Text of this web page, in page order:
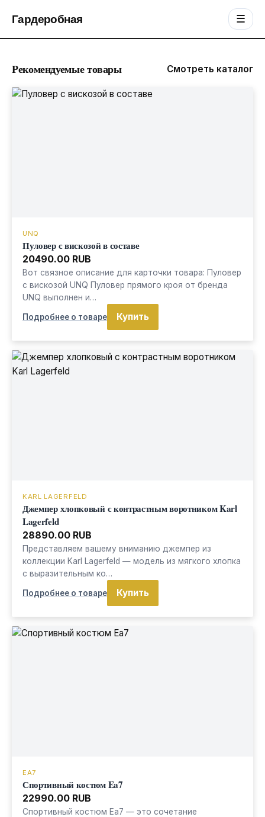
Гардеробная ☰
Рекомендуемые товары Смотреть каталог
UNQ
Пуловер с вискозой в составе
20490.00 RUB
Вот связное описание для карточки товара: Пуловер
с вискозой UNQ Пуловер прямого кроя от бренда
UNQ выполнен и…
Подробнее о товаре Купить
KARL LAGERFELD
Джемпер хлопковый с контрастным воротником Karl
Lagerfeld
28890.00 RUB
Представляем вашему вниманию джемпер из
коллекции Karl Lagerfeld — модель из мягкого хлопка
с выразительным ко…
Подробнее о товаре Купить
EA7
Спортивный костюм Ea7
22990.00 RUB
Спортивный костюм Ea7 — это сочетание